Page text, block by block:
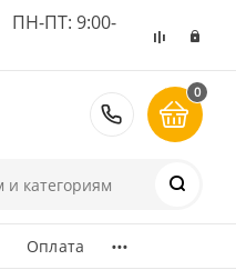
ПН-ПТ: 9:00-
8 (495)
0
Оплата ...